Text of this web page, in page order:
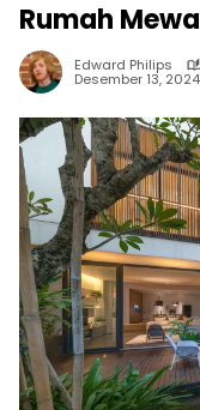
Rumah
Edward Philips
Desember 13, 2024